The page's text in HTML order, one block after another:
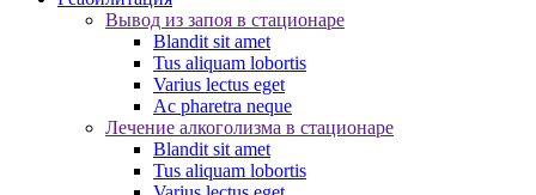
Вывод из запоя в стационаре
Blandit sit amet
Tus aliquam lobortis
Varius lectus eget
Ac pharetra neque
Лечение алкоголизма в стационаре
Blandit sit amet
Tus aliquam lobortis